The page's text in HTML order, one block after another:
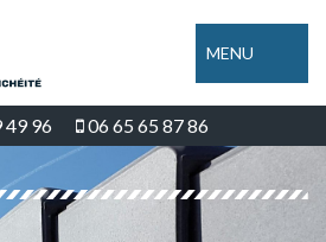
MENU
49 96 06 65 65 87 86